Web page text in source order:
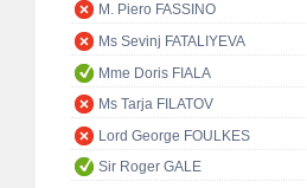
M. Piero FASSINO
Ms Sevinj FATALIYEVA
Mme Doris FIALA
Ms Tarja FILATOV
Lord George FOULKES
Sir Roger GALE